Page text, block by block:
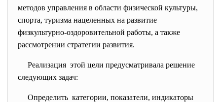
методов управления в области физической культуры,
спорта, туризма нацеленных на развитие
физкультурно-оздоровительной работы, а также
рассмотрении стратегии развития.
Реализация этой цели предусматривала решение
следующих задач:
Определить категории, показатели, индикаторы